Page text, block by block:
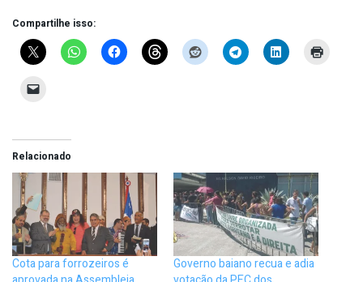
Compartilhe isso:
Relacionado
Cota para forrozeiros é
Governo baiano recua e adia